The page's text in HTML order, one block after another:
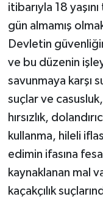
itibarıyla 18
gün almamış
Devletin
ve bu düzenin
savunmaya karşı
suçlar ve
hırsızlık,
kullanma, hileli
edimin ifasına
kaynaklanan mal
kaçakçılık